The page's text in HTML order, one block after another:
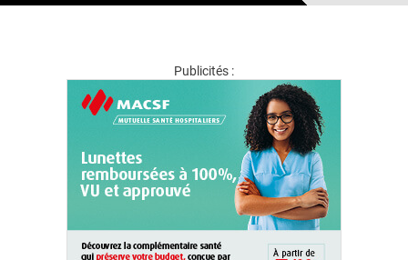
Publicités :